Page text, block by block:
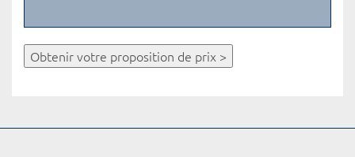
Obtenir votre proposition de prix >